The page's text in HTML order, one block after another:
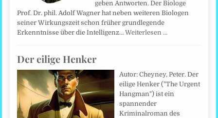
geben Antworten. Der Biologe
Prof. Dr. phil. Adolf Wagner hat neben weiteren Biologen
seiner Wirkungszeit schon früher grundlegende
Erkenntnisse über die Intelligenz…Weiterlesen …
Der eilige Henker
Autor: Cheyney, Peter. Der
eilige Henker ("The Urgent
Hangman") ist ein
spannender
Kriminalroman des